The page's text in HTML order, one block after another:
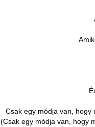
Csak egy módja van, hogy
(Csak egy módja van, hogy